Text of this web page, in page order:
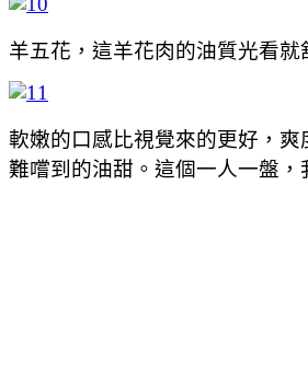
羊五花，這羊花肉的油質光看
軟嫩的口感比視覺來的更好，
難嚐到的油甜。這個一人一盤，